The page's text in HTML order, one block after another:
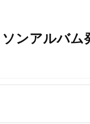
ンアルバム